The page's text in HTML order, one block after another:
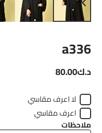
a336
د.ك80.00
لا اعرف مقاسي
اعرف مقاسي
ملاحظات